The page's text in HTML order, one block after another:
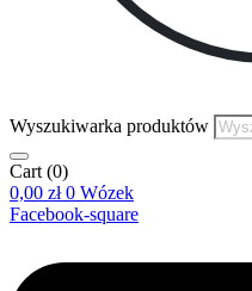
Wyszukiwarka produktów
Cart (0)
0,00 zł 0 Wózek
Facebook-square